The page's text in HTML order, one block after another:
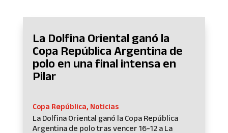
La Dolfina Oriental ganó la
Copa República Argentina de
polo en una final intensa en
Pilar
Copa República, Noticias
La Dolfina Oriental ganó la Copa República
Argentina de polo tras vencer 16-12 a La